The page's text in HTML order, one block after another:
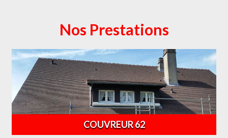
Nos Prestations
COUVREUR 62